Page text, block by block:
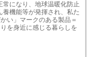
になり、地球温暖化防止
機能等が発揮され、私た
い」マークのある製品＝
を身近に感じる暮らしを